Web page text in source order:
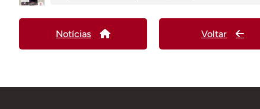
Notícias Voltar